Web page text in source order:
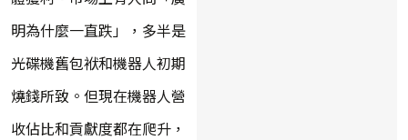
明為什麼一直跌」，多半是
光碟機舊包袱和機器人初期
燒錢所致。但現在機器人營
收佔比和貢獻度都在爬升，